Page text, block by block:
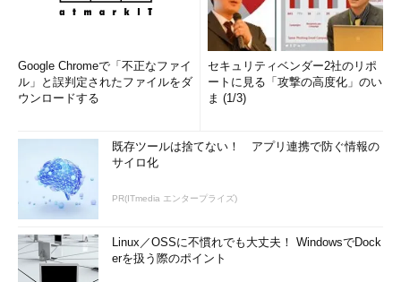
Google Chromeで「不正なファイ
ル」と誤判定されたファイルをダ
ウンロードする
セキュリティベンダー2社のリポ
ートに見る「攻撃の高度化」のい
ま (1/3)
既存ツールは捨てない！ アプリ連携で防ぐ情報の
サイロ化
PR(ITmedia エンタープライズ)
Linux／OSSに不慣れでも大丈夫！ WindowsでDock
erを扱う際のポイント